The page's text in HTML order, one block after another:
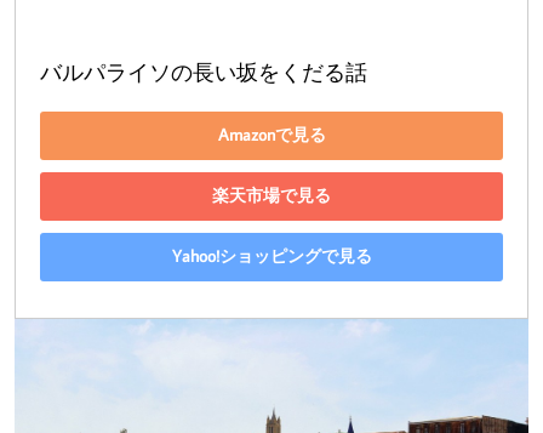
バルパライソの長い坂をくだる話
Amazonで見る
楽天市場で見る
Yahoo!ショッピングで見る